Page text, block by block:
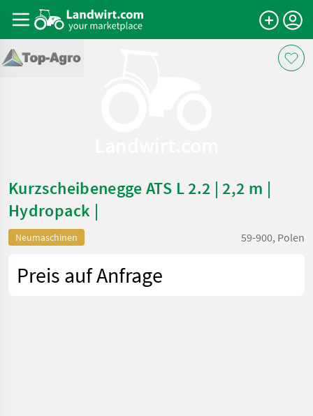
Kurzscheibenegge ATS L 2.2 | 2,2 m |
Hydropack |
Neumaschinen 59-900, Polen
Preis auf Anfrage